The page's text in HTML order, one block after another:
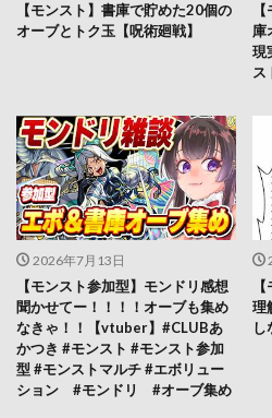
【モンスト】書庫で貯めた20個の
オーブとトク玉【呪術廻戦】
庫
現
ス
2026年7月13日
【モンスト参加型】モンドリ感想
聞かせてー！！！！オーブも集め
なきゃ！！【vtuber】#CLUBあ
かつき #モンスト #モンスト参加
型 #モンストマルチ #エボリュー
ション #モンドリ #オーブ集め
理
し